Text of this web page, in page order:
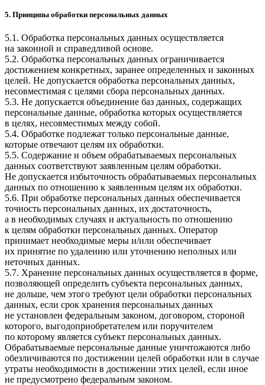
5. Принципы обработки персональных данных
5.1. Обработка персональных данных осуществляется
на законной и справедливой основе.
5.2. Обработка персональных данных ограничивается
достижением конкретных, заранее определенных и законных
целей. Не допускается обработка персональных данных,
несовместимая с целями сбора персональных данных.
5.3. Не допускается объединение баз данных, содержащих
персональные данные, обработка которых осуществляется
в целях, несовместимых между собой.
5.4. Обработке подлежат только персональные данные,
которые отвечают целям их обработки.
5.5. Содержание и объем обрабатываемых персональных
данных соответствуют заявленным целям обработки.
Не допускается избыточность обрабатываемых персональных
данных по отношению к заявленным целям их обработки.
5.6. При обработке персональных данных обеспечивается
точность персональных данных, их достаточность,
а в необходимых случаях и актуальность по отношению
к целям обработки персональных данных. Оператор
принимает необходимые меры и/или обеспечивает
их принятие по удалению или уточнению неполных или
неточных данных.
5.7. Хранение персональных данных осуществляется в форме,
позволяющей определить субъекта персональных данных,
не дольше, чем этого требуют цели обработки персональных
данных, если срок хранения персональных данных
не установлен федеральным законом, договором, стороной
которого, выгодоприобретателем или поручителем
по которому является субъект персональных данных.
Обрабатываемые персональные данные уничтожаются либо
обезличиваются по достижении целей обработки или в случае
утраты необходимости в достижении этих целей, если иное
не предусмотрено федеральным законом.